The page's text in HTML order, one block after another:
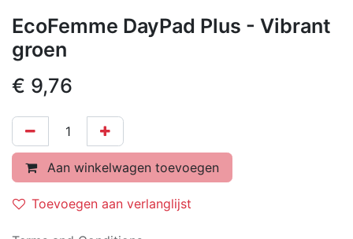
EcoFemme DayPad Plus - Vibrant
groen
€ 9,76
Aan winkelwagen toevoegen
Toevoegen aan verlanglijst